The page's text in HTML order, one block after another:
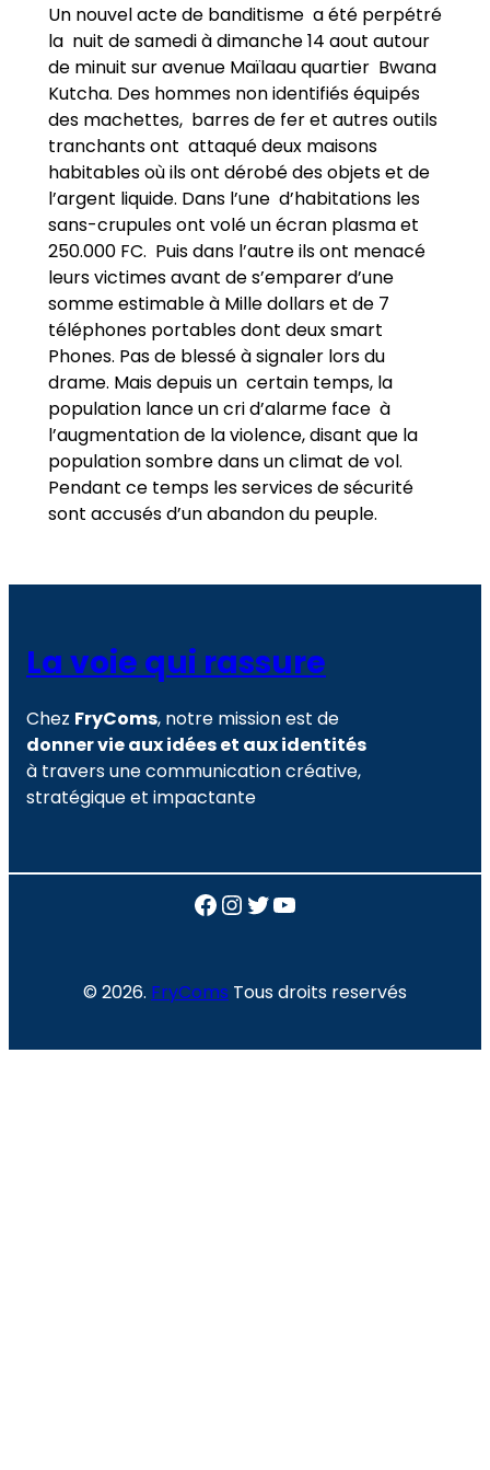
Un nouvel acte de banditisme a été perpétré
la nuit de samedi à dimanche 14 aout autour
de minuit sur avenue Maïlaau quartier Bwana
Kutcha. Des hommes non identifiés équipés
des machettes, barres de fer et autres outils
tranchants ont attaqué deux maisons
habitables où ils ont dérobé des objets et de
l’argent liquide. Dans l’une d’habitations les
sans-crupules ont volé un écran plasma et
250.000 FC. Puis dans l’autre ils ont menacé
leurs victimes avant de s’emparer d’une
somme estimable à Mille dollars et de 7
téléphones portables dont deux smart
Phones. Pas de blessé à signaler lors du
drame. Mais depuis un certain temps, la
population lance un cri d’alarme face à
l’augmentation de la violence, disant que la
population sombre dans un climat de vol.
Pendant ce temps les services de sécurité
sont accusés d’un abandon du peuple.
La voie qui rassure
Chez FryComs, notre mission est de
donner vie aux idées et aux identités
à travers une communication créative,
stratégique et impactante
Facebook
Instagram
Twitter
YouTube
© 2026. FryComs Tous droits reservés